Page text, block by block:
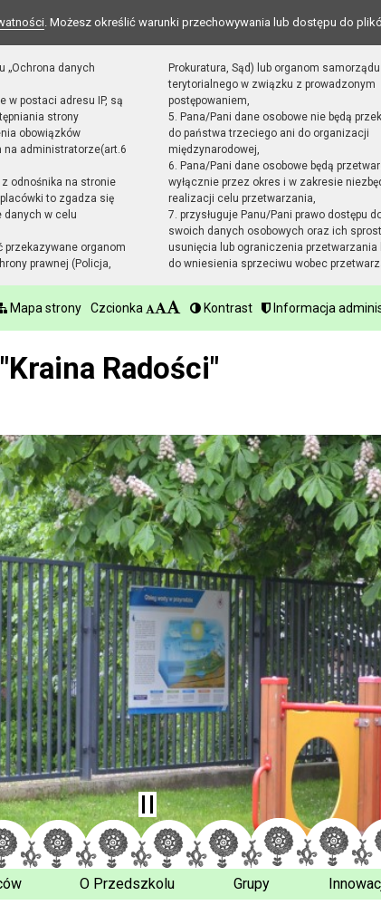
. Możesz określić warunki przechowywania lub dostępu do
„Ochrona danych
w postaci adresu IP, są
strony
obowiązków
na administratorze(art.6
odnośnika na stronie
to zgadza się
danych w celu
przekazywane organom
prawnej (Policja,
Prokuratura, Sąd) lub organom samorządu
terytorialnego w związku z prowadzonym
postępowaniem,
5. Pana/Pani dane osobowe nie będą
do państwa trzeciego ani do organizacji
międzynarodowej,
6. Pana/Pani dane osobowe będą
wyłącznie przez okres i w zakresie
realizacji celu przetwarzania,
7. przysługuje Panu/Pani prawo dostępu
swoich danych osobowych oraz ich
usunięcia lub ograniczenia przetwarzania
do wniesienia sprzeciwu wobec
Mapa strony Czcionka Kontrast Informacja
Radości"
O Przedszkolu Grupy